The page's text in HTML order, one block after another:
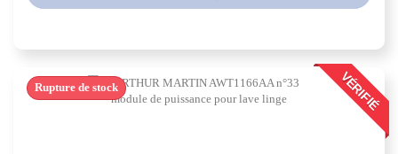
VÉRIFIÉ
Rupture de stock